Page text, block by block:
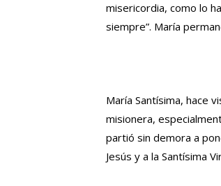
misericordia, como lo
siempre”. María
María Santísima, hace
misionera,
partió sin demora a
Jesús y a la Santísima